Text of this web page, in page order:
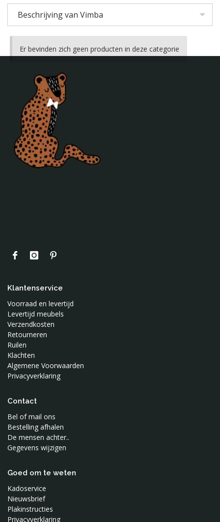
Esthex
Fabelab
Filibabba
ISAK
JIP
KAOS
KidWild
Kinta
Klippan
La Cerise sur le Gateau
Lilipinso
ABZ
Mibo
Mimis Circus
Mundo Melocoton
Naco
Nobodinoz
Noodoll
Notoys
Oker en Mos
OYOY
Petit Monkey
Present Time
Puurrr
Sebra
Silly U
Sonnenstrasse 11
Sophie de Giraf
Beschrijving van Vimba
Er bevinden zich geen producten in deze categorie
Klantenservice
Voorraad en levertijd
Levertijd meubels
Verzendkosten
Retourneren
Ruilen
Klachten
Algemene Voorwaarden
Privacyverklaring
Contact
Bel of mail ons
Bestelling afhalen
De mensen achter..
Gegevens wijzigen
Goed om te weten
Kadoservice
Nieuwsbrief
Plakinstructies
Privacyverklaring